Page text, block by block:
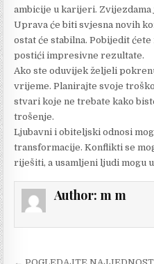
ambicije u karijeri.
Uprava će biti svjesna novih
ostat će stabilna. Pobijedit
postići impresivne rezultate.
Ako ste oduvijek željeli
vrijeme. Planirajte svoje
stvari koje ne trebate kako
trošenje.
Ljubavni i obiteljski odnosi
transformacije. Konflikti se
riješiti, a usamljeni ljudi mogu
Author: m m